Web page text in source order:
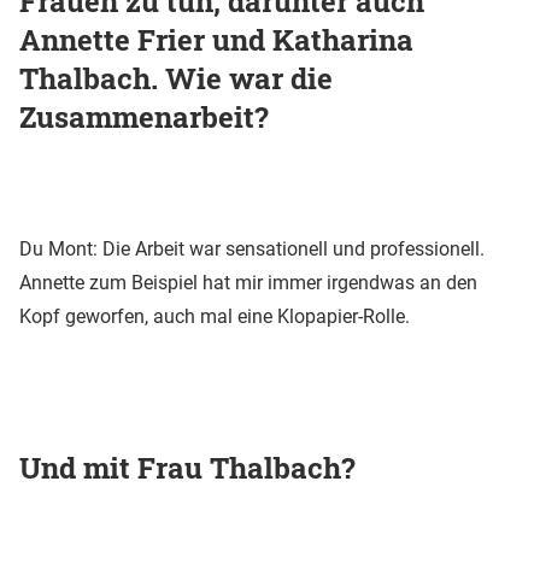
Annette Frier und Katharina
Thalbach. Wie war die
Zusammenarbeit?
Du Mont: Die Arbeit war sensationell und professionell.
Annette zum Beispiel hat mir immer irgendwas an den
Kopf geworfen, auch mal eine Klopapier-Rolle.
Und mit Frau Thalbach?